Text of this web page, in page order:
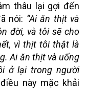
thâu lại gợi đến
nói: “Ai ăn thịt và
đời, và tôi sẽ cho
vì thịt tôi thật là
Ai ăn thịt và uống
ở lại trong người
này mặc khải